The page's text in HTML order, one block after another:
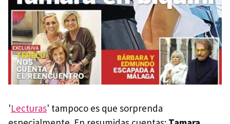
'Lecturas' tampoco es que sorprenda